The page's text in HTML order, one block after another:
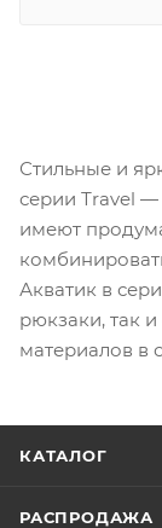
Стильные и
серии Тravel
имеют
Акватик в
рюкзаки, так
материалов в
КАТАЛОГ
РАСПРОДАЖА